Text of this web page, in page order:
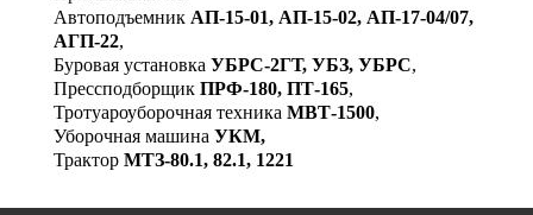
Автоподъемник АП-15-01, АП-15-02, АП-17-04/07,
АГП-22,
Буровая установка УБРС-2ГТ, УБЗ, УБРС,
Прессподборщик ПРФ-180, ПТ-165,
Тротуароуборочная техника МВТ-1500,
Уборочная машина УКМ,
Трактор МТЗ-80.1, 82.1, 1221